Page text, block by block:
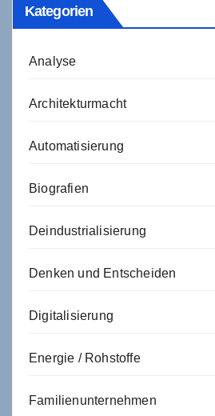
Kategorien
Analyse
Architekturmacht
Automatisierung
Biografien
Deindustrialisierung
Denken und Entscheiden
Digitalisierung
Energie / Rohstoffe
Familienunternehmen